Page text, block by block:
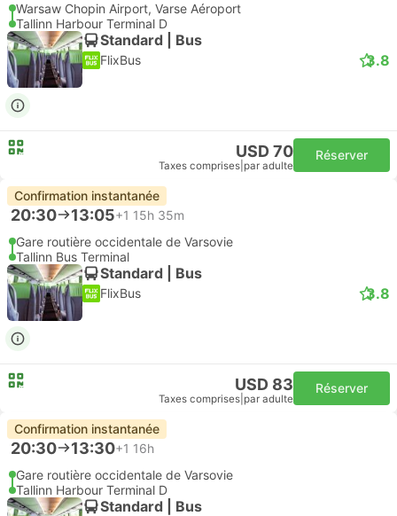
Warsaw Chopin Airport, Varse Aéroport
Tallinn Harbour Terminal D
Standard | Bus
FlixBus 3.8
USD 70
Taxes comprises par adulte
Réserver
Confirmation instantanée
20:30 13:05+1 15h 35m
Gare routière occidentale de Varsovie
Tallinn Bus Terminal
Standard | Bus
FlixBus 3.8
USD 83
Taxes comprises par adulte
Réserver
Confirmation instantanée
20:30 13:30+1 16h
Gare routière occidentale de Varsovie
Tallinn Harbour Terminal D
Standard | Bus